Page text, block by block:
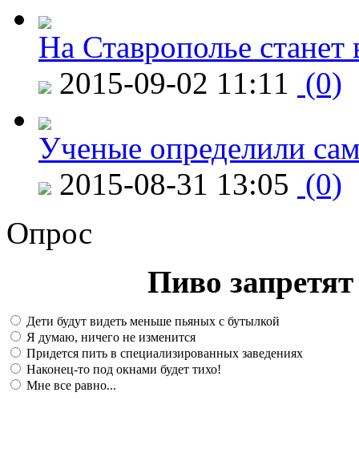
На Ставрополье
2015-09-02 11:11 (0)
Ученые определили
2015-08-31 13:05 (0)
Опрос
Пиво
Дети будут видеть меньше пьяных с бутылкой
Я думаю, ничего не изменится
Придется пить в специализированных заведениях
Наконец-то под окнами будет тихо!
Мне все равно...